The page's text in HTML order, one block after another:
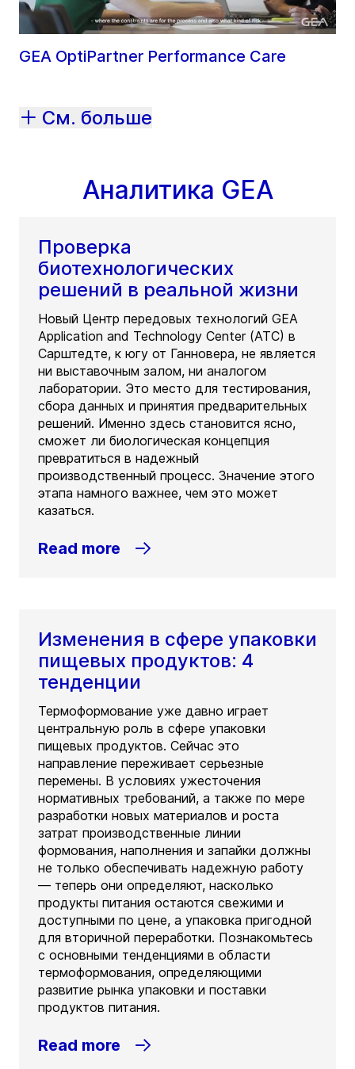
GEA OptiPartner Performance Care
См. больше
Аналитика GEA
Проверка
биотехнологических
решений в реальной жизни
Новый Центр передовых технологий GEA
Application and Technology Center (ATC) в
Сарштедте, к югу от Ганновера, не является
ни выставочным залом, ни аналогом
лаборатории. Это место для тестирования,
сбора данных и принятия предварительных
решений. Именно здесь становится ясно,
сможет ли биологическая концепция
превратиться в надежный
производственный процесс. Значение этого
этапа намного важнее, чем это может
казаться.
Read more
Изменения в сфере упаковки
пищевых продуктов: 4
тенденции
Термоформование уже давно играет
центральную роль в сфере упаковки
пищевых продуктов. Сейчас это
направление переживает серьезные
перемены. В условиях ужесточения
нормативных требований, а также по мере
разработки новых материалов и роста
затрат производственные линии
формования, наполнения и запайки должны
не только обеспечивать надежную работу
— теперь они определяют, насколько
продукты питания остаются свежими и
доступными по цене, а упаковка пригодной
для вторичной переработки. Познакомьтесь
с основными тенденциями в области
термоформования, определяющими
развитие рынка упаковки и поставки
продуктов питания.
Read more